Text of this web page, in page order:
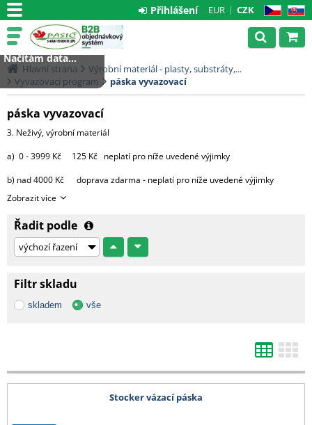
CZ SK
EUR CZK
Přihlášení
Hlavní strana
Výrobní materiál - plasty, substráty,...
Vyvazovací program
páska vyvazovací
páska vyvazovací
3. Neživý, výrobní materiál
a) 0 - 3999 Kč 125 Kč neplatí pro níže uvedené výjimky
b) nad 4000 Kč doprava zdarma - neplatí pro níže uvedené výjimky
výjimky:
- substráty, perlit, hnojiva, kůra 2000 Kč za každou započatou
paletu, 3500 Kč za 2 palety,
Od 10 palet doprava zdarma.
- tkaniny 525 cm, bublinkové fólie od 1,50 m, bambusy nad 210 cm, DC vozíky
a ostatní zboží, které nelze zabalit do kartonu - cena dopravy na dotaz
Všechny ceny zde uvedené jsou bez DPH.
Zobrazit více
Řadit podle
Filtr skladu
skladem vše
Stocker vázací páska
Načítám data...